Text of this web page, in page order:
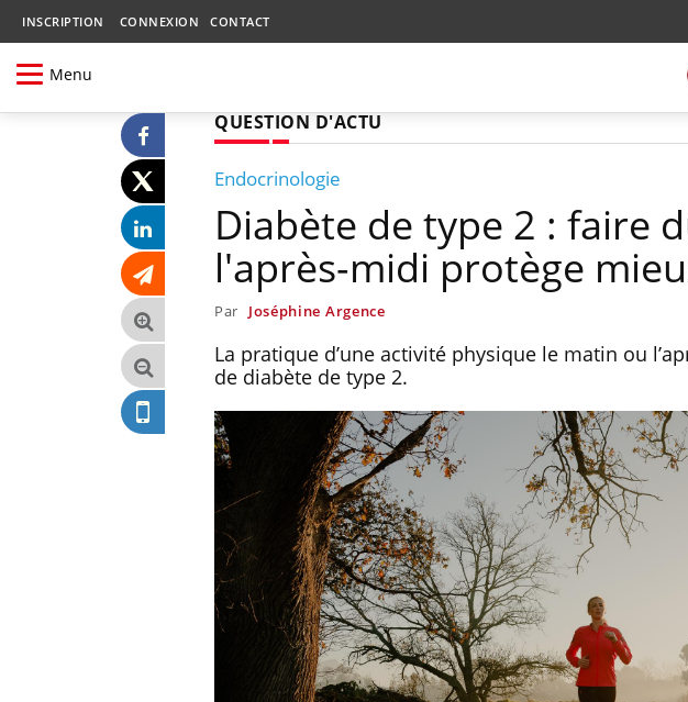
INSCRIPTION CONNEXION CONTACT
Menu
QUESTION D'ACTU
Endocrinologie
Diabète de type 2 : faire
l'après-midi protège
Par Joséphine Argence
La pratique d’une activité physique le matin ou
de diabète de type 2.